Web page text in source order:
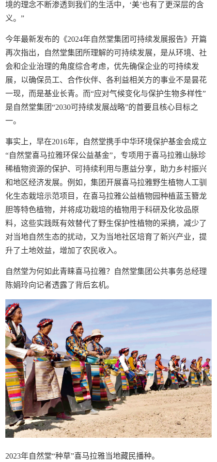
境的理念不断渗透到我们的生活中，‘美’也有了更深层的含
义。”
今年最新发布的《2024年自然堂集团可持续发展报告》开篇
再次指出，自然堂集团所理解的可持续发展，是从环境、社
会和企业治理的角度综合考虑，优先确保企业的可持续发
展，以确保员工、合作伙伴、各利益相关方的事业不是昙花
一现，而是基业长青。而“应对气候变化与保护生物多样性”
是自然堂集团“2030可持续发展战略”的首要且核心目标之
一。
事实上，早在2016年，自然堂携手中华环境保护基金会成立
“自然堂喜马拉雅环保公益基金”，专项用于喜马拉雅山脉珍
稀植物资源的保护、可持续利用与惠益分享，助力乡村振兴
和地区经济发展。例如，集团开展喜马拉雅野生植物人工驯
化生态栽培示范项目，在喜马拉雅公益植物园种植蓝玉簪龙
胆等特色植物，并将成功栽培的植物用于科研及化妆品原
料，这些实践既有效替代了野生保护性植物的采摘，减少了
对当地自然生态的扰动，又为当地社区培育了新兴产业，提
升了土地效益，增加了农民收入。
自然堂为何如此青睐喜马拉雅？自然堂集团公共事务总经理
陈娟玲向记者透露了背后玄机。
2023年自然堂“种草”喜马拉雅当地藏民播种。